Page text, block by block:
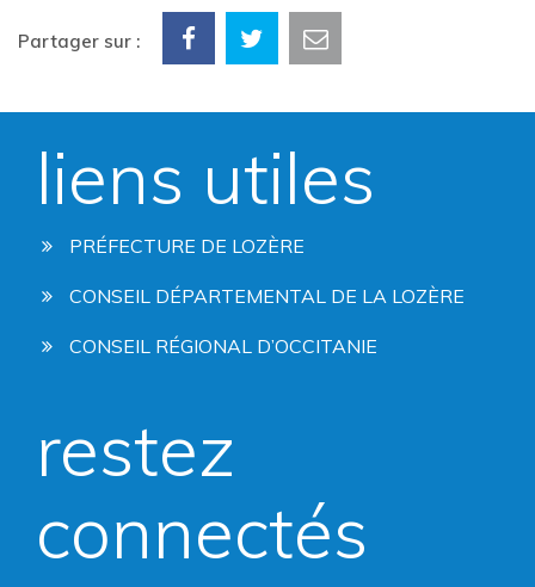
Partager sur :
liens utiles
PRÉFECTURE DE LOZÈRE
CONSEIL DÉPARTEMENTAL DE LA LOZÈRE
CONSEIL RÉGIONAL D’OCCITANIE
restez
connectés